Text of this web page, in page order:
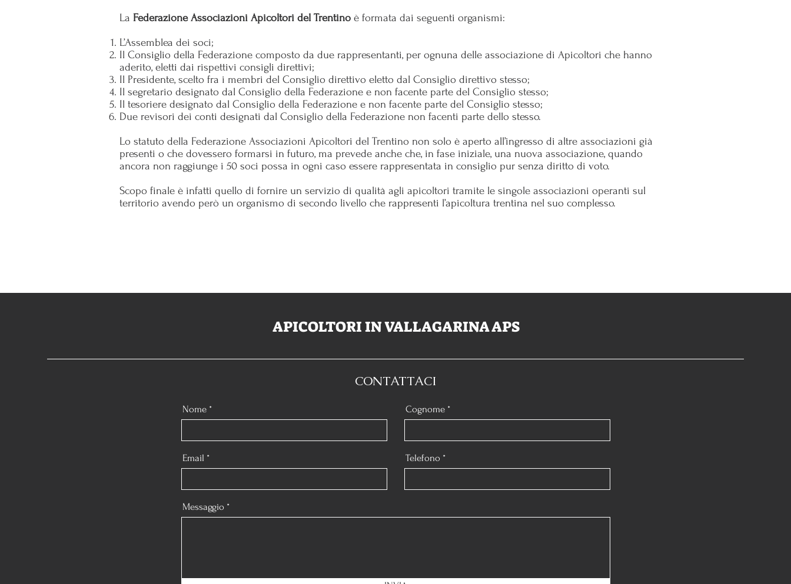
La Federazione Associazioni Apicoltori del Trentino è formata dai seguenti organismi:
L’Assemblea dei soci;
Il Consiglio della Federazione composto da due rappresentanti, per ognuna delle associazione di Apicoltori che hanno
aderito, eletti dai rispettivi consigli direttivi;
Il Presidente, scelto fra i membri del Consiglio direttivo eletto dal Consiglio direttivo stesso;
Il segretario designato dal Consiglio della Federazione e non facente parte del Consiglio stesso;
Il tesoriere designato dal Consiglio della Federazione e non facente parte del Consiglio stesso;
Due revisori dei conti designati dal Consiglio della Federazione non facenti parte dello stesso.
Lo statuto della Federazione Associazioni Apicoltori del Trentino non solo è aperto all’ingresso di altre associazioni già
presenti o che dovessero formarsi in futuro, ma prevede anche che, in fase iniziale, una nuova associazione, quando
ancora non raggiunge i 50 soci possa in ogni caso essere rappresentata in consiglio pur senza diritto di voto.
Scopo finale è infatti quello di fornire un servizio di qualità agli apicoltori tramite le singole associazioni operanti sul
territorio avendo però un organismo di secondo livello che rappresenti l’apicoltura trentina nel suo complesso.
APICOLTORI IN VALLAGARINA APS
CONTATTACI
Nome Cognome
Email Telefono
Messaggio